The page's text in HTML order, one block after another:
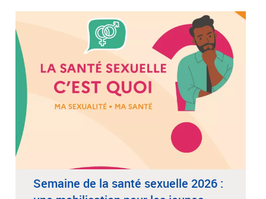
Semaine de la santé sexuelle 2026 :